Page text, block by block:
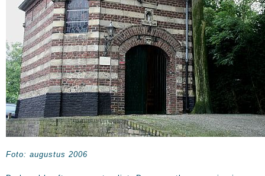
Foto: augustus 2006